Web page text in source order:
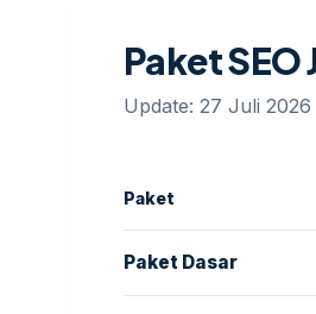
Paket SEO
Update: 27 Juli
Paket
Paket Dasar